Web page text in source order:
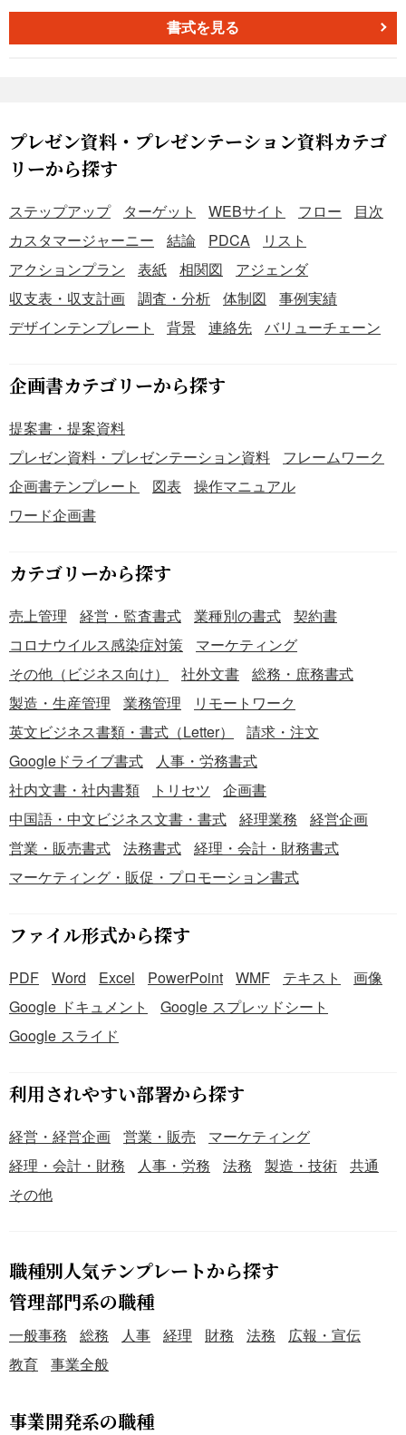
ており、プレゼンテーションやドキュメント作成に役立ち
ます。 鮮明な色合いと独特なデザインは、情報伝達の効果
書式を見る
プレゼン資料・プレゼンテーション資料カテゴ
リーから探す
ステップアップ ターゲット WEBサイト フロー
目次
カスタマージャーニー
結論 PDCA
リスト
アクションプラン
表紙 相関図
アジェンダ
収支表・収支計画
調査・分析 体制図
事例実績
デザインテンプレート
背景 連絡先 バリューチェーン
企画書カテゴリーから探す
提案書・提案資料
プレゼン資料・プレゼンテーション資料
フレームワーク
企画書テンプレート
図表
操作マニュアル
ワード企画書
カテゴリーから探す
売上管理 経営・監査書式 業種別の書式
契約書
コロナウイルス感染症対策
マーケティング
その他（ビジネス向け）
社外文書
総務・庶務書式
製造・生産管理
業務管理
リモートワーク
英文ビジネス書類・書式（Letter）
請求・注文
Googleドライブ書式
人事・労務書式
社内文書・社内書類
トリセツ
企画書
中国語・中文ビジネス文書・書式
経理業務
経営企画
営業・販売書式
法務書式
経理・会計・財務書式
マーケティング・販促・プロモーション書式
ファイル形式から探す
PDF Word Excel PowerPoint WMF テキスト
画像
Google ドキュメント
Google スプレッドシート
Google スライド
利用されやすい部署から探す
経営・経営企画 営業・販売
マーケティング
経理・会計・財務
人事・労務 法務 製造・技術
共通
その他
職種別人気テンプレートから探す
管理部門系の職種
一般事務 総務 人事 経理 財務 法務
広報・宣伝
教育
事業全般
事業開発系の職種